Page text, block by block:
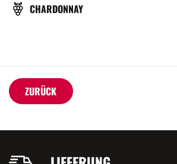
REBSORTE
CHARDONNAY
ZURÜCK